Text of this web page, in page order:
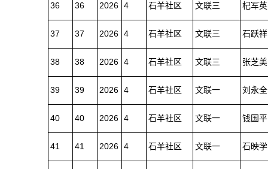
36 36 2026 4 石羊社区 文联三 杞军英
37 37 2026 4 石羊社区 文联三 石跃祥
38 38 2026 4 石羊社区 文联三 张芝美
39 39 2026 4 石羊社区 文联一 刘永全
40 40 2026 4 石羊社区 文联一 钱国平
41 41 2026 4 石羊社区 文联一 石映学